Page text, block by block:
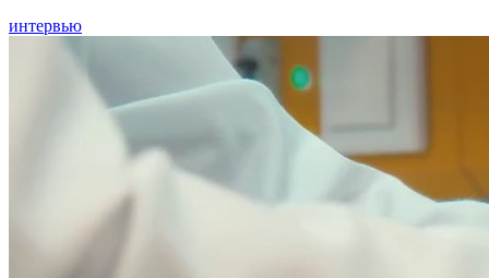
интервью